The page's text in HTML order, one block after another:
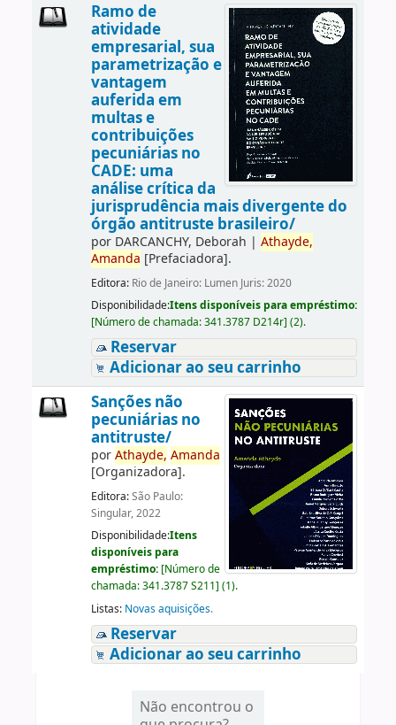
Ramo de
atividade
empresarial, sua
parametrização e
vantagem
auferida em
multas e
contribuições
pecuniárias no
CADE: uma
análise crítica da
jurisprudência mais divergente do
órgão antitruste brasileiro/
por DARCANCHY, Deborah | Athayde,
Amanda [Prefaciadora].
Editora: Rio de Janeiro: Lumen Juris: 2020
Disponibilidade:Itens disponíveis para empréstimo:
[Número de chamada:341.3787 D214r] (2).
Reservar
Adicionar ao seu carrinho
Sanções não
pecuniárias no
antitruste/
porAthayde, Amanda
[Organizadora].
Editora:São Paulo:
Singular, 2022
Disponibilidade:Itens
disponíveis para
empréstimo: [Número de
chamada:341.3787 S211] (1).
Listas: Novas aquisições.
Reservar
Adicionar ao seu carrinho
Não encontrou o